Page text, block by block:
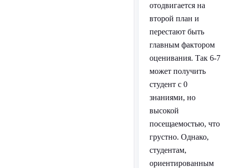
отодвигается на
второй план и
перестают быть
главным фактором
оценивания. Так 6-7
может получить
студент с 0
знаниями, но
высокой
посещаемостью, что
грустно. Однако,
студентам,
ориентированным